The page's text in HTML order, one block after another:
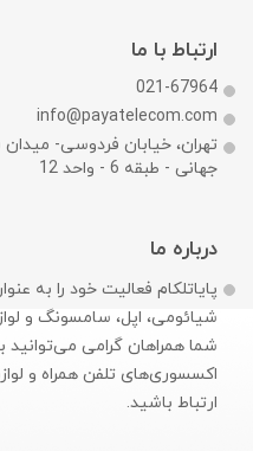
ارتباط با ما
021-67964
info@payatelecom.com
تهران، خیابان فردوسی-
جهانی - طبقه 6 - واحد 12
درباره ما
پایاتلکام فعالیت خود را به
شیائومی، اپل، سامسونگ و
شما همراهان گرامی
اکسسوری‌های تلفن همراه و
ارتباط باشید.